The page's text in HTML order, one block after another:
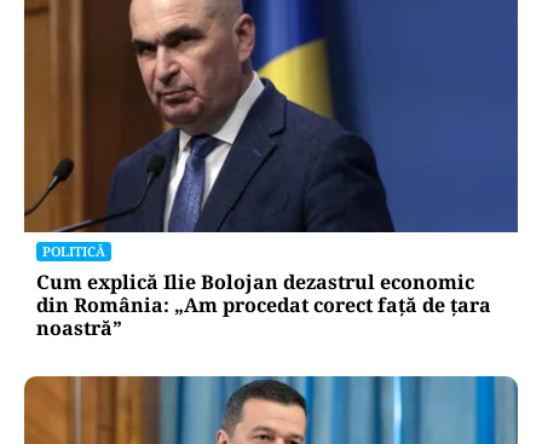
POLITICĂ
Cum explică Ilie Bolojan dezastrul economic
din România: „Am procedat corect față de țara
noastră”